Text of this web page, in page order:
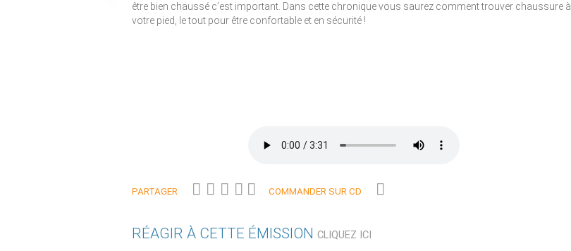
être bien chaussé c’est important. Dans cette chronique vous saurez comment trouver chaussure à
votre pied, le tout pour être confortable et en sécurité !
PARTAGER COMMANDER SUR CD
RÉAGIR À CETTE ÉMISSION CLIQUEZ ICI